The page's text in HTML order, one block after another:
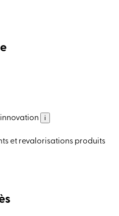
i
et revalorisations produits